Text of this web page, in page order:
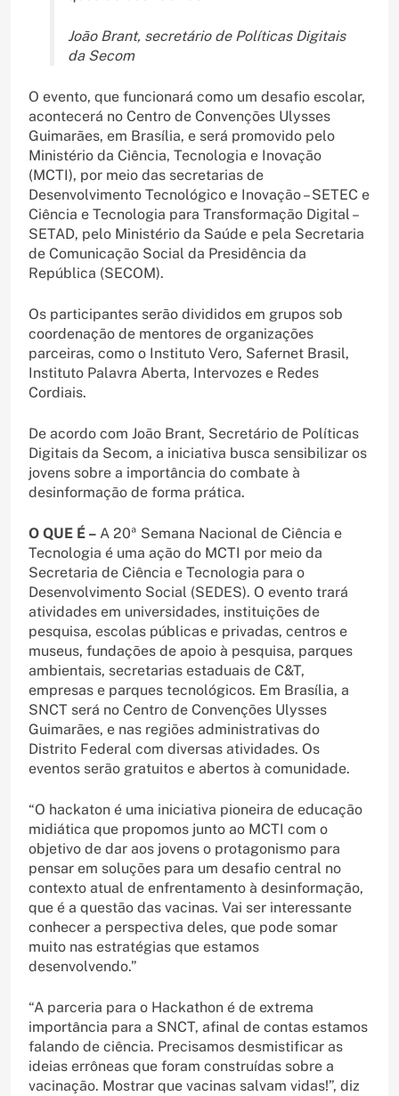
João Brant, secretário de Políticas Digitais
da Secom
O evento, que funcionará como um desafio escolar,
acontecerá no Centro de Convenções Ulysses
Guimarães, em Brasília, e será promovido pelo
Ministério da Ciência, Tecnologia e Inovação
(MCTI), por meio das secretarias de
Desenvolvimento Tecnológico e Inovação – SETEC e
Ciência e Tecnologia para Transformação Digital –
SETAD, pelo Ministério da Saúde e pela Secretaria
de Comunicação Social da Presidência da
República (SECOM).
Os participantes serão divididos em grupos sob
coordenação de mentores de organizações
parceiras, como o Instituto Vero, Safernet Brasil,
Instituto Palavra Aberta, Intervozes e Redes
Cordiais.
De acordo com João Brant, Secretário de Políticas
Digitais da Secom, a iniciativa busca sensibilizar os
jovens sobre a importância do combate à
desinformação de forma prática.
O QUE É – A 20ª Semana Nacional de Ciência e
Tecnologia é uma ação do MCTI por meio da
Secretaria de Ciência e Tecnologia para o
Desenvolvimento Social (SEDES). O evento trará
atividades em universidades, instituições de
pesquisa, escolas públicas e privadas, centros e
museus, fundações de apoio à pesquisa, parques
ambientais, secretarias estaduais de C&T,
empresas e parques tecnológicos. Em Brasília, a
SNCT será no Centro de Convenções Ulysses
Guimarães, e nas regiões administrativas do
Distrito Federal com diversas atividades. Os
eventos serão gratuitos e abertos à comunidade.
“O hackaton é uma iniciativa pioneira de educação
midiática que propomos junto ao MCTI com o
objetivo de dar aos jovens o protagonismo para
pensar em soluções para um desafio central no
contexto atual de enfrentamento à desinformação,
que é a questão das vacinas. Vai ser interessante
conhecer a perspectiva deles, que pode somar
muito nas estratégias que estamos
desenvolvendo.”
“A parceria para o Hackathon é de extrema
importância para a SNCT, afinal de contas estamos
falando de ciência. Precisamos desmistificar as
ideias errôneas que foram construídas sobre a
vacinação. Mostrar que vacinas salvam vidas!”, diz